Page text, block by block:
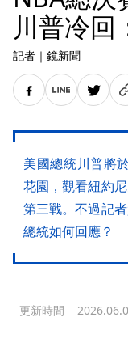
川普冷回
記者 ｜ 鏡新聞
美國總統川普將
花園，觀看紐約
第三戰。不過記
總統如何回應？
更新時間